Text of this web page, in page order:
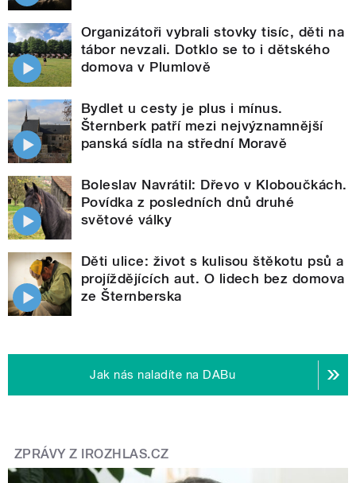
Organizátoři vybrali stovky tisíc, děti na
tábor nevzali. Dotklo se to i dětského
domova v Plumlově
Bydlet u cesty je plus i mínus.
Šternberk patří mezi nejvýznamnější
panská sídla na střední Moravě
Boleslav Navrátil: Dřevo v Kloboučkách.
Povídka z posledních dnů druhé
světové války
Děti ulice: život s kulisou štěkotu psů a
projíždějících aut. O lidech bez domova
ze Šternberska
Jak nás naladíte na DABu
ZPRÁVY Z IROZHLAS.CZ